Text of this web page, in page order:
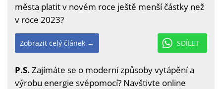
města platit v novém roce ještě menší částky než
v roce 2023?
SDÍLET
Zobrazit celý článek →
P.S. Zajímáte se o moderní způsoby vytápění a
výrobu energie svépomocí? Navštivte online